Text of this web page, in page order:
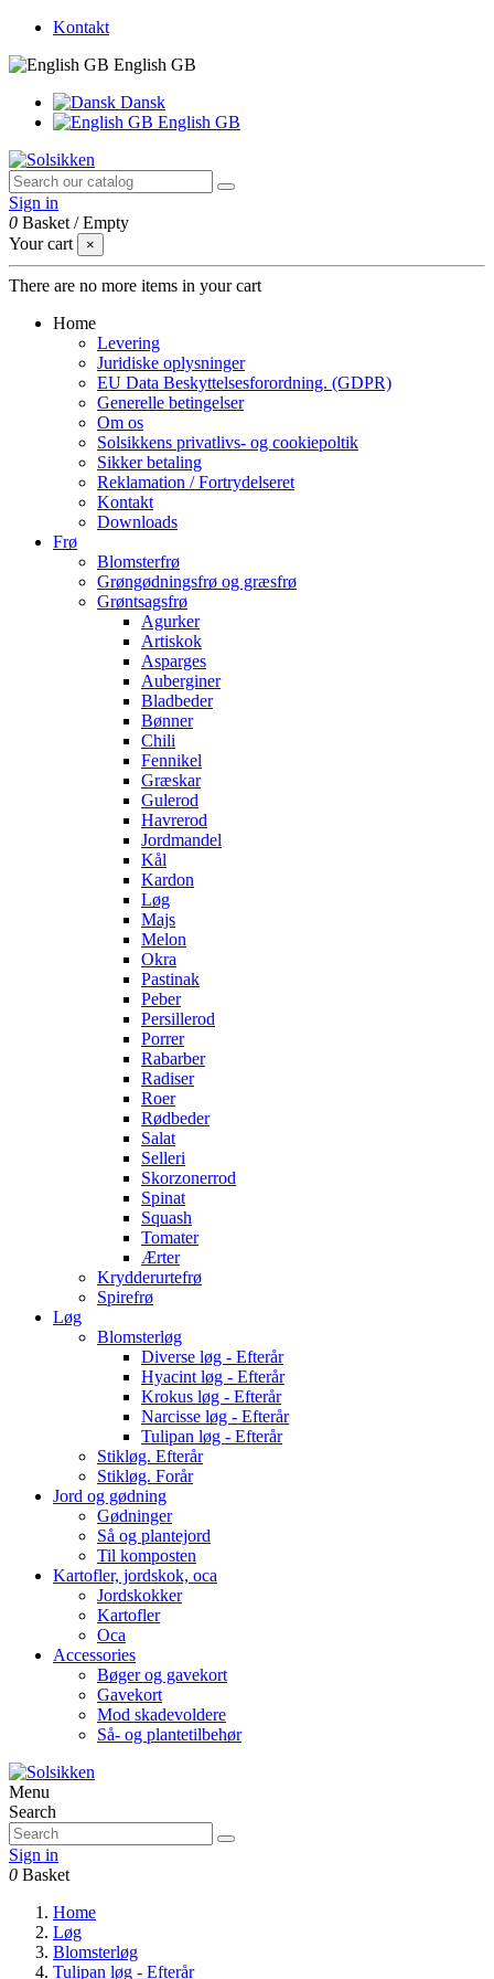
Kontakt
English GB
Dansk
English GB
Sign in
0 Basket /Empty
Your cart
×
There are no more items in your cart
Home
Levering
Juridiske oplysninger
EU Data Beskyttelsesforordning. (GDPR)
Generelle betingelser
Om os
Solsikkens privatlivs- og cookiepoltik
Sikker betaling
Reklamation / Fortrydelseret
Kontakt
Downloads
Frø
Blomsterfrø
Grøngødningsfrø og græsfrø
Grøntsagsfrø
Agurker
Artiskok
Asparges
Auberginer
Bladbeder
Bønner
Chili
Fennikel
Græskar
Gulerod
Havrerod
Jordmandel
Kål
Kardon
Løg
Majs
Melon
Okra
Pastinak
Peber
Persillerod
Porrer
Rabarber
Radiser
Roer
Rødbeder
Salat
Selleri
Skorzonerrod
Spinat
Squash
Tomater
Ærter
Krydderurtefrø
Spirefrø
Løg
Blomsterløg
Diverse løg - Efterår
Hyacint løg - Efterår
Krokus løg - Efterår
Narcisse løg - Efterår
Tulipan løg - Efterår
Stikløg. Efterår
Stikløg. Forår
Jord og gødning
Gødninger
Så og plantejord
Til komposten
Kartofler, jordskok, oca
Jordskokker
Kartofler
Oca
Accessories
Bøger og gavekort
Gavekort
Mod skadevoldere
Så- og plantetilbehør
Menu
Search
Sign in
0 Basket
Home
Løg
Blomsterløg
Tulipan løg - Efterår